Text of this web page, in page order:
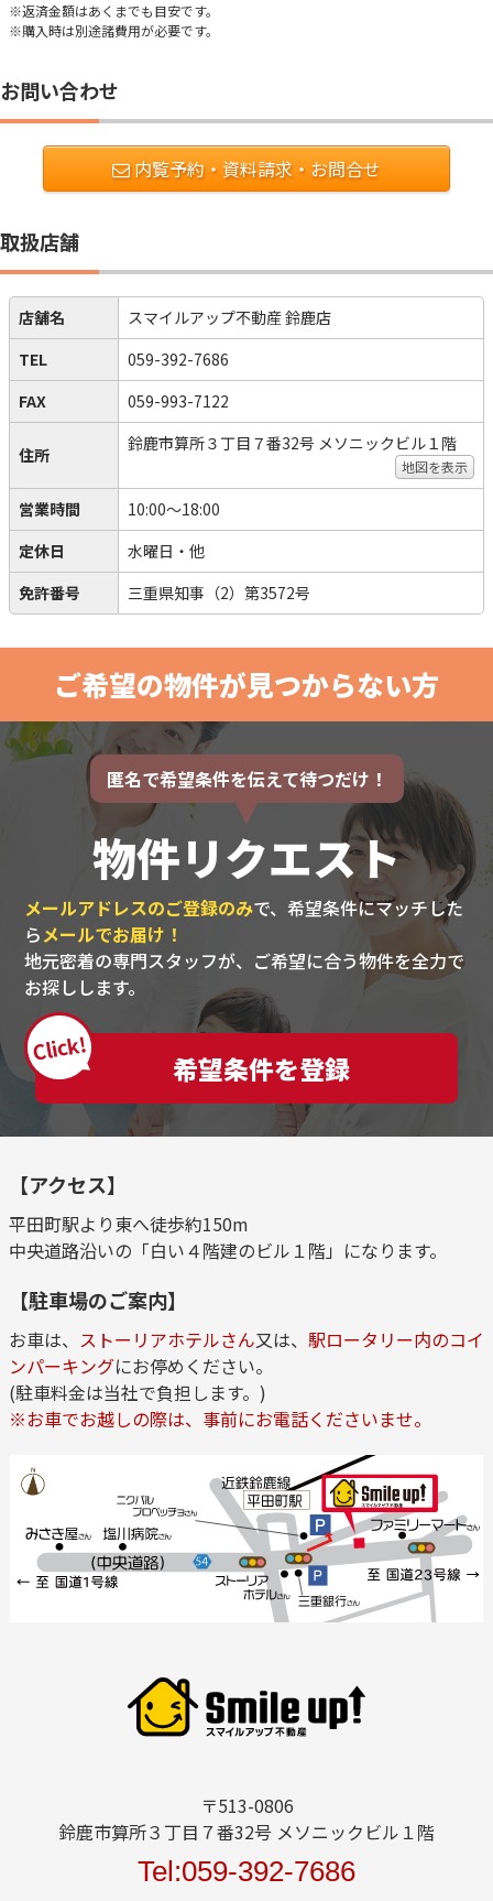
※返済金額はあくまでも目安です。
※購入時は別途諸費用が必要です。
お問い合わせ
内覧予約・資料請求・お問合せ
取扱店舗
店舗名
スマイルアップ不動産 鈴鹿店
TEL
059-392-7686
FAX
059-993-7122
住所
鈴鹿市算所３丁目７番32号 メソニックビル１階
地図を表示
営業時間
10:00～18:00
定休日
水曜日・他
免許番号
三重県知事（2）第3572号
ご希望の物件が見つからない方
匿名で希望条件を伝えて待つだけ！
物件リクエスト
メールアドレスのご登録のみで、希望条件にマッチした
らメールでお届け！
地元密着の専門スタッフが、ご希望に合う物件を全力で
お探しします。
Click!
希望条件を登録
【アクセス】
平田町駅より東へ徒歩約150m
中央道路沿いの「白い４階建のビル１階」になります。
【駐車場のご案内】
お車は、 ストーリアホテルさん又は、 駅ロータリー内のコイ
ンパーキングにお停めください。
(駐車料金は当社で負担します。)
※お車でお越しの際は、事前にお電話くださいませ。
〒513-0806
鈴鹿市算所３丁目７番32号 メソニックビル１階
Tel:059-392-7686